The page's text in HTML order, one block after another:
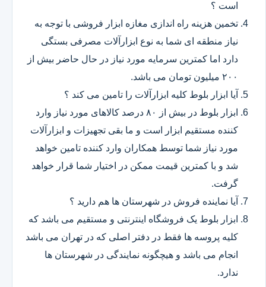
است ؟
تخمین هزینه راه اندازی مغازه ابزار فروشی با توجه به
نیاز منطقه ای شما به نوع ابزارآلات مصرفی بستگی
دارد اما کمترین سرمایه مورد نیاز در حال حاضر بیش از
۲۰۰ میلیون تومان می باشد.
آیا ابزار بلوط کلیه ابزارآلات را تامین می کند ؟
ابزار بلوط در بیش از ۸۰ درصد کالاهای مورد نیاز وارد
کننده مستقیم ابزار است و ما بقی تجهیزات و ابزارآلات
مورد نیاز شما توسط همکاران وارد کننده تامین خواهد
شد و با کمترین قیمت ممکن در اختیار شما قرار خواهد
گرفت.
آیا نماینده فروش در شهرستان ها هم دارید ؟
ابزار بلوط یک فروشگاه اینترنتی و مستقیم می باشد که
کلیه پروسه ها فقط در دفتر اصلی که در تهران می باشد
انجام می باشد و هیچگونه نمایندگی در شهرستان ها
ندارد.